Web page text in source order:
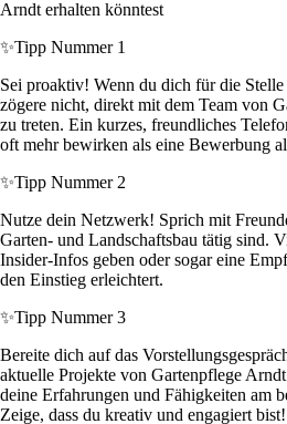
Arndt erhalten könntest
✨Tipp Nummer 1
Sei proaktiv! Wenn du dich für die Stelle
zögere nicht, direkt mit dem Team von
zu treten. Ein kurzes, freundliches
oft mehr bewirken als eine Bewerbung
✨Tipp Nummer 2
Nutze dein Netzwerk! Sprich mit
Garten- und Landschaftsbau tätig sind.
Insider-Infos geben oder sogar eine
den Einstieg erleichtert.
✨Tipp Nummer 3
Bereite dich auf das
aktuelle Projekte von Gartenpflege
deine Erfahrungen und Fähigkeiten am
Zeige, dass du kreativ und engagiert bist!